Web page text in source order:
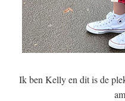
Ik ben Kelly en dit is de